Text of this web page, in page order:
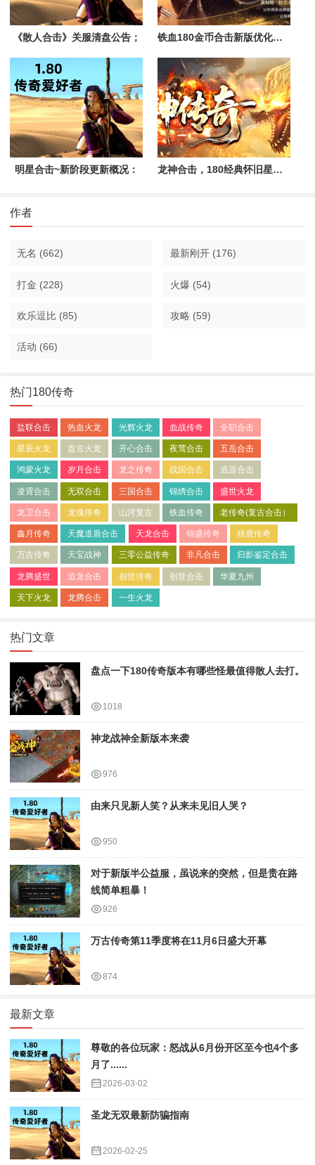
《散人合击》关服清盘公告； 铁血180金币合击新版优化修改
明星合击~新阶段更新概况： 龙神合击，180经典怀旧星王+1复古合击版本
作者
无名 (662) 最新刚开 (176)
打金 (228) 火爆 (54)
欢乐逗比 (85) 攻略 (59)
活动 (66)
热门180传奇
盐联合击 热血火龙 光辉火龙 血战传奇 全职合击
星辰火龙 盘古火龙 开心合击 夜莺合击 五岳合击
鸿蒙火龙 岁月合击 龙之传奇 战国合击 逍遥合击
凌霄合击 无双合击 三国合击 锦绣合击 盛世火龙
龙卫合击 龙魂传奇 山河复古 铁血传奇 老传奇(复古合击）
鑫月传奇 天魔道盾合击 天龙合击 锦盛传奇 雄鹿传奇
万古传奇 天宝战神 三零公益传奇 非凡合击 归影鉴定合击
龙腾盛世 追龙合击 创世传奇 创世合击 华夏九州
天下火龙 龙腾合击 一生火龙
热门文章
盘点一下180传奇版本有哪些怪最值得散人去打。
1018
神龙战神全新版本来袭
976
由来只见新人笑？从来未见旧人哭？
950
对于新版半公益服，虽说来的突然，但是贵在路
线简单粗暴！
926
万古传奇第11季度将在11月6日盛大开幕
874
最新文章
尊敬的各位玩家：怒战从6月份开区至今也4个多
月了......
2026-03-02
圣龙无双最新防骗指南
2026-02-25